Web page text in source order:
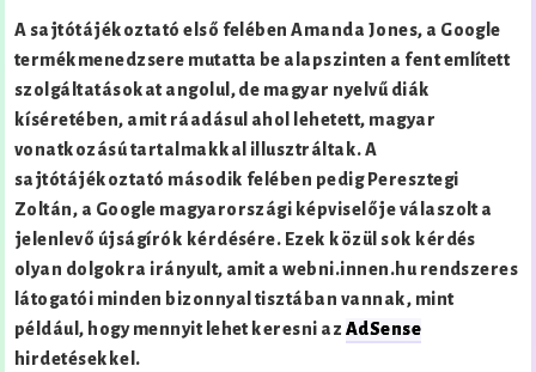
A sajtótájékoztató első felében Amanda Jones, a Google
termékmenedzsere mutatta be alapszinten a fent említett
szolgáltatásokat angolul, de magyar nyelvű diák
kíséretében, amit ráadásul ahol lehetett, magyar
vonatkozású tartalmakkal illusztráltak. A
sajtótájékoztató második felében pedig Peresztegi
Zoltán, a Google magyarországi képviselője válaszolt a
jelenlevő újságírók kérdésére. Ezek közül sok kérdés
olyan dolgokra irányult, amit a webni.innen.hu rendszeres
látogatói minden bizonnyal tisztában vannak, mint
például, hogy mennyit lehet keresni az AdSense
hirdetésekkel.